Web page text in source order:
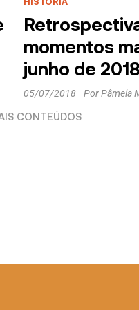
momentos
junho de 2018
05/07/2018 PorPâmela